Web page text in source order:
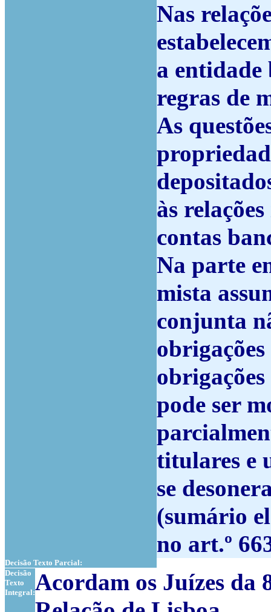
Nas
a entidade
regras de
As
às
contas
Na parte
mista
conjunta
pode ser
titulares e
se
(sumário
no art.º
Decisão Texto Parcial:
Decisão
Texto
Integral:Acordam os Juízes da